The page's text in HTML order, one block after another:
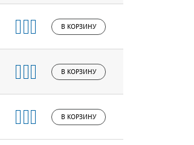
В КОРЗИНУ
В КОРЗИНУ
В КОРЗИНУ